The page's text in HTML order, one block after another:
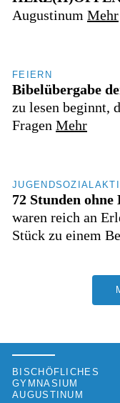
Augustinum Mehr
FEIERN
Bibelübergabe
zu lesen beginnt,
Fragen Mehr
72 Stunden
waren reich an
Stück zu einem
BISCHÖFLICHES
GYMNASIUM
AUGUSTINUM
Tür
Pädagogische
Schwerpunkte
Projekte
Reisen
Exkursionen
BischGym
MusicX
Zukunftsweg